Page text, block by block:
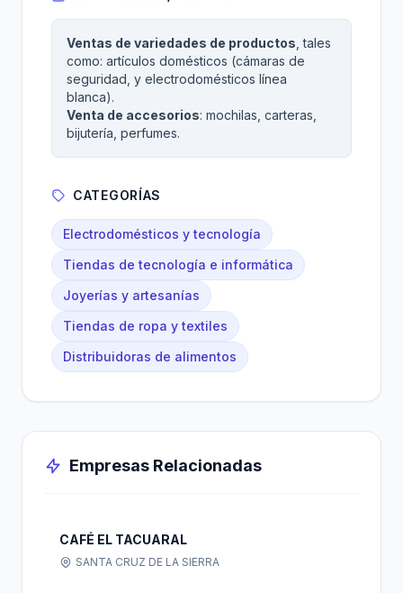
Ventas de variedades de productos , tales
como: artículos domésticos (cámaras de
seguridad, y electrodomésticos línea
blanca).
Venta de accesorios: mochilas, carteras,
bijutería, perfumes.
CATEGORÍAS
Electrodomésticos y tecnología
Tiendas de tecnología e informática
Joyerías y artesanías
Tiendas de ropa y textiles
Distribuidoras de alimentos
Empresas Relacionadas
CAFÉ EL TACUARAL
SANTA CRUZ DE LA SIERRA